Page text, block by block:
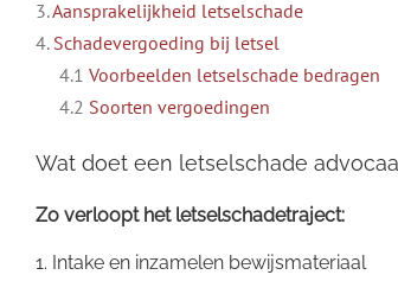
3.Aansprakelijkheid letselschade
4. Schadevergoeding bij letsel
4.1 Voorbeelden letselschade bedragen
4.2 Soorten vergoedingen
Wat doet een letselschade
Zo verloopt het letselschadetraject:
1. Intake en inzamelen bewijsmateriaal